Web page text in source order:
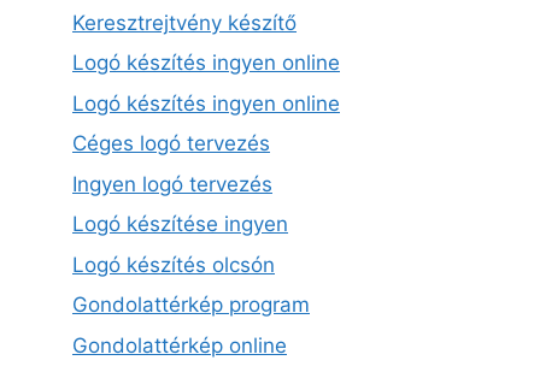
Keresztrejtvény készítő
Logó készítés ingyen online
Logó készítés ingyen online
Céges logó tervezés
Ingyen logó tervezés
Logó készítése ingyen
Logó készítés olcsón
Gondolattérkép program
Gondolattérkép online